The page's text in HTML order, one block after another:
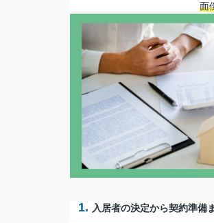
面
1. 入居者の決定から契約準備